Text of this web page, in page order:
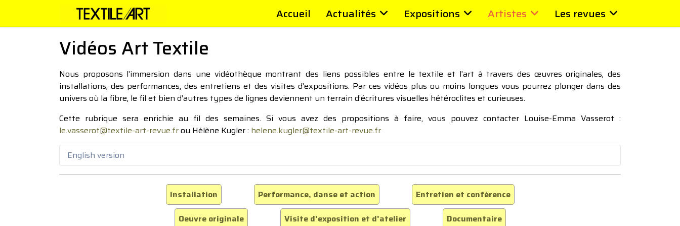
Accueil Actualités Expositions Artistes Les revues
Vidéos Art Textile
Nous proposons l’immersion dans une vidéothèque montrant des liens possibles entre le textile et l’art à travers des œuvres originales, des
installations, des performances, des entretiens et des visites d’expositions. Par ces vidéos plus ou moins longues vous pourrez plonger dans des
univers où la fibre, le fil et bien d’autres types de lignes deviennent un terrain d’écritures visuelles hétéroclites et curieuses.
Cette rubrique sera enrichie au fil des semaines. Si vous avez des propositions à faire, vous pouvez contacter Louise-Emma Vasserot :
le.vasserot@textile-art-revue.frou Hélène Kugler : helene.kugler@textile-art-revue.fr
English version
Installation Performance, danse et action
Entretien et conférence
Oeuvre originale
Visite d'exposition et d'atelier Documentaire